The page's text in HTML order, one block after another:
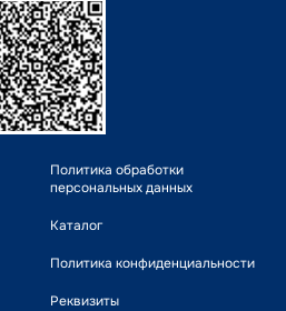
Политика обработки
персональных данных
Каталог
Политика конфиденциальности
Реквизиты